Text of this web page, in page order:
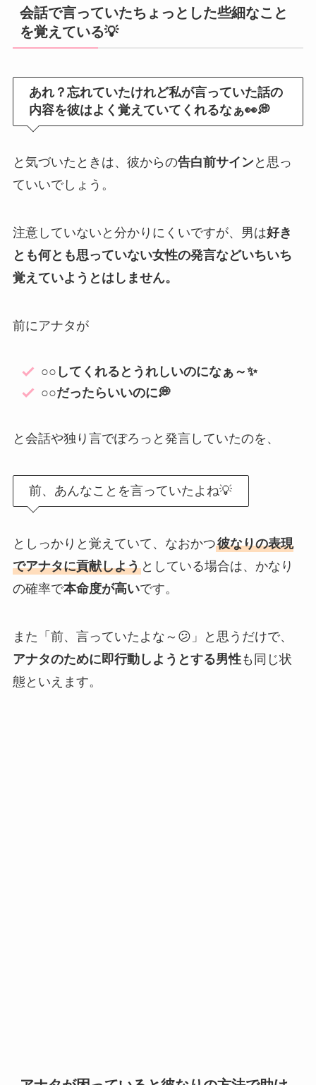
会話で言っていたちょっとした些細なこと
を覚えている💡
あれ？忘れていたけれど私が言っていた話の
内容を彼はよく覚えていてくれるなぁ👀💭
と気づいたときは、彼からの告白前サインと思っ
ていいでしょう。
注意していないと分かりにくいですが、男は好き
とも何とも思っていない女性の発言などいちいち
覚えていようとはしません。
前にアナタが
○○してくれるとうれしいのになぁ～✨
○○だったらいいのに💭
と会話や独り言でぽろっと発言していたのを、
前、あんなことを言っていたよね💡
としっかりと覚えていて、なおかつ彼なりの表現
でアナタに貢献しようとしている場合は、かなり
の確率で本命度が高いです。
また「前、言っていたよな～😕」と思うだけで、
アナタのために即行動しようとする男性も同じ状
態といえます。